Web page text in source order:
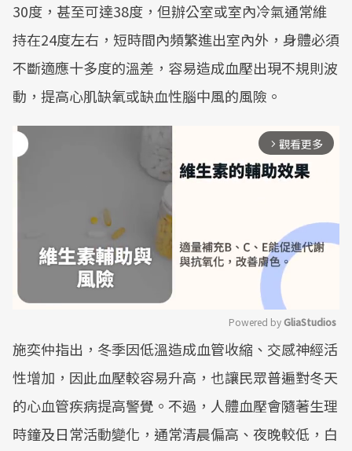
30度，甚至可達38度，但辦公室或室內冷氣通常維
持在24度左右，短時間內頻繁進出室內外，身體必須
不斷適應十多度的溫差，容易造成血壓出現不規則波
動，提高心肌缺氧或缺血性腦中風的風險。
arrow_forward_ios 觀看更多
Mute
Powered by GliaStudios
施奕仲指出，冬季因低溫造成血管收縮、交感神經活
性增加，因此血壓較容易升高，也讓民眾普遍對冬天
的心血管疾病提高警覺。不過，人體血壓會隨著生理
時鐘及日常活動變化，通常清晨偏高、夜晚較低，白